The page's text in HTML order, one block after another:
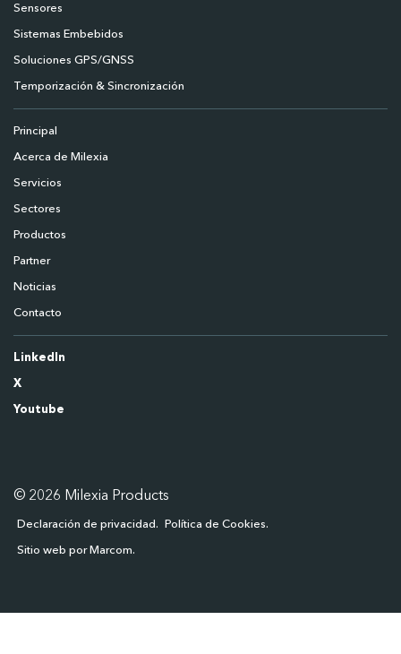
Sensores
Sistemas Embebidos
Soluciones GPS/GNSS
Temporización & Sincronización
Principal
Acerca de Milexia
Servicios
Sectores
Productos
Partner
Noticias
Contacto
LinkedIn
X
Youtube
© 2026 Milexia Products
Declaración de privacidad Política de Cookies
Sitio web por Marcom